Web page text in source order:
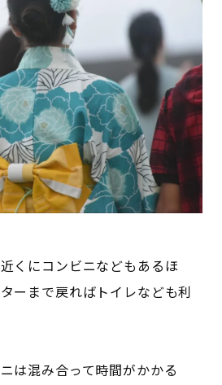
くにコンビニなどもあるほ
ーまで戻ればトイレなども利
は混み合って時間がかかる